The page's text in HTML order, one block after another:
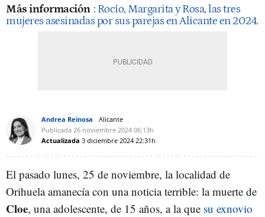
Más información : Rocío, Margarita y Rosa, las tres
mujeres asesinadas por sus parejas en Alicante en 2024.
Andrea Reinosa
Alicante
Publicada 26 noviembre 2024 06:13h
Actualizada 3 diciembre 2024 22:31h
El pasado lunes, 25 de noviembre, la localidad de
Orihuela amanecía con una noticia terrible: la muerte de
Cloe, una adolescente, de 15 años, a la que su exnovio